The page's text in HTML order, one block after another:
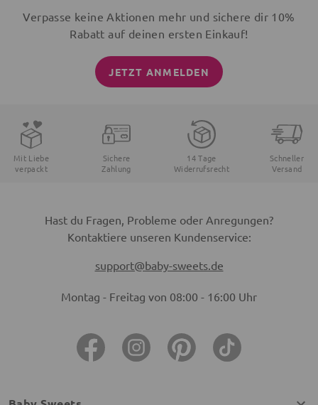
Verpasse keine Aktionen mehr und sichere dir 10%
Rabatt auf deinen ersten Einkauf!
JETZT ANMELDEN
Mit Liebe
verpackt
Sichere
Zahlung
14 Tage
Widerrufsrecht
Schneller
Versand
Hast du Fragen, Probleme oder Anregungen?
Kontaktiere unseren Kundenservice:
support@baby-sweets.de
Montag - Freitag von 08:00 - 16:00 Uhr